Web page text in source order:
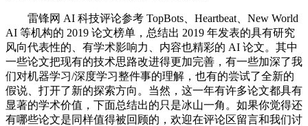
雷锋网 AI 科技评论参考 TopBots、Heartbeat、New World
AI 等机构的 2019 论文榜单，总结出 2019 年发表的具有研究
风向代表性的、有学术影响力、内容也精彩的 AI 论文。其中
一些论文把现有的技术思路改进得更加完善，有一些加深了我
们对机器学习/深度学习整件事的理解，也有的尝试了全新的
假说、打开了新的探索方向。当然，这一年有许多论文都具有
显著的学术价值，下面总结出的只是冰山一角。如果你觉得还
有哪些论文是同样值得被回顾的，欢迎在评论区留言和我们讨